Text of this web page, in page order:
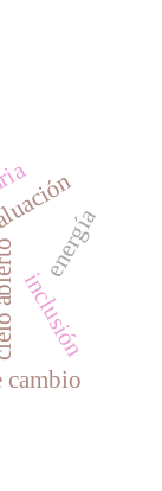
cambio
inclusión
energía